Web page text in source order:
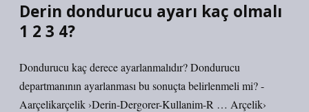
Derin dondurucu ayarı kaç olmalı
1 2 3 4?
Dondurucu kaç derece ayarlanmalıdır? Dondurucu
departmanının ayarlanması bu sonuçta belirlenmeli mi? -
Aarçelikarçelik ›Derin-Dergorer-Kullanim-R … Arçelik›